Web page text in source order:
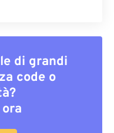
di grandi
code o